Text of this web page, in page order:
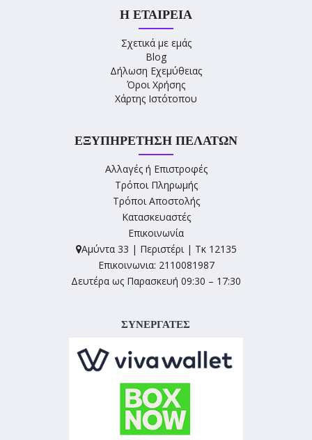
Η ΕΤΑΙΡΕΊΑ
Σχετικά με εμάς
Blog
Δήλωση Εχεμύθειας
Όροι Χρήσης
Χάρτης Ιστότοπου
ΕΞΥΠΗΡΈΤΗΣΗ ΠΕΛΑΤΏΝ
Αλλαγές ή Επιστροφές
Τρόποι Πληρωμής
Τρόποι Αποστολής
Κατασκευαστές
Επικοινωνία
Αμύντα 33 | Περιστέρι | Τκ 12135
Επικοινωνια: 2110081987
Δευτέρα ως Παρασκευή 09:30 – 17:30
ΣΥΝΕΡΓΑΤΕΣ